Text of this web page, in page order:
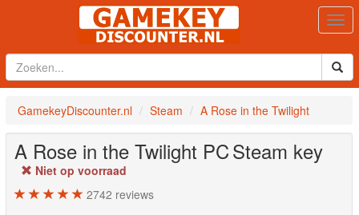
GamekeyDiscounter.nl Steam A Rose in the Twilight
A Rose in the Twilight PCSteam key
Niet op voorraad
2742 reviews